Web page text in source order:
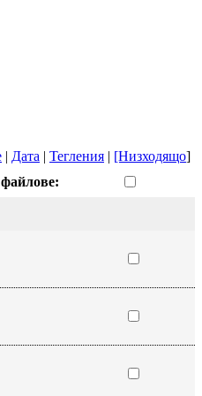
| Дата | Тегления | [Низходящо]